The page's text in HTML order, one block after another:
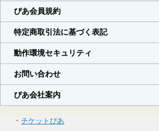
・チケットぴあ